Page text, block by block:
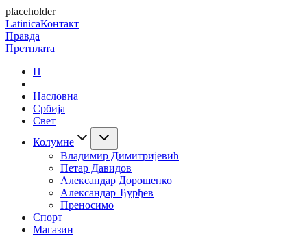
placeholder
LatinicaКонтакт
Правда
Претплата
П
Насловна
Србија
Свет
Колумне
Владимир Димитријевић
Петар Давидов
Александар Дорошенко
Александар Ђурђев
Преносимо
Спорт
Магазин